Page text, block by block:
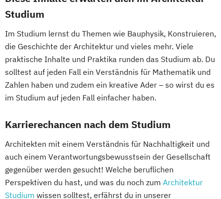
Orthoptik
Packaging Technology and Sustainability
Physiotherapie Public Management
Radiologietechnologie
Simulation in Health Care
Software Design and Engineering
Sonography Soziale Arbeit
Arbeit
Sozialwirtschaft
Sustainability Assessment and Resource
Management
Sustainable Packaging Design and
künstlerische Gestaltung und
Materialkultur (Textiles Gestalten)
Lehramt dex: Design
materielle Kultur und experimentelle
Lehramt kkp: Kunst und kommunikative
Praxis (Bildnerische Erziehung)
Kunst
Transmediale Kunst)
Social Design - Arts as Urban Innovation
Sprachkunst
Studium
Im Studium lernst du Themen wie Bauphysik, Konstruieren,
die Geschichte der Architektur und vieles mehr. Viele
praktische Inhalte und Praktika runden das Studium ab. Du
solltest auf jeden Fall ein Verständnis für Mathematik und
Zahlen haben und zudem ein kreative Ader – so wirst du es
im Studium auf jeden Fall einfacher haben.
Karrierechancen nach dem Studium
Architekten mit einem Verständnis für Nachhaltigkeit und
auch einem Verantwortungsbewusstsein der Gesellschaft
gegenüber werden gesucht! Welche beruflichen
Perspektiven du hast, und was du noch zum Architektur
Studium wissen solltest, erfährst du in unserer